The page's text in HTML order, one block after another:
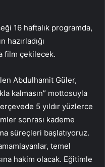
16 haftalık programda,
hazırladığı
film çekilecek.
Abdulhamit Güler,
kalmasın” mottosuyla
5 yıldır yüzlerce
sonrası kademe
süreçleri başlatıyoruz.
temel
hakim olacak. Eğitimle